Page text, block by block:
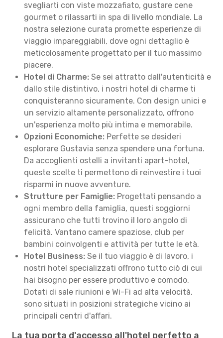
svegliarti con viste mozzafiato, gustare cene
gourmet o rilassarti in spa di livello mondiale. La
nostra selezione curata promette esperienze di
viaggio impareggiabili, dove ogni dettaglio è
meticolosamente progettato per il tuo massimo
piacere.
Hotel di Charme: Se sei attratto dall'autenticità e
dallo stile distintivo, i nostri hotel di charme ti
conquisteranno sicuramente. Con design unici e
un servizio altamente personalizzato, offrono
un'esperienza molto più intima e memorabile.
Opzioni Economiche: Perfette se desideri
esplorare Gustavia senza spendere una fortuna.
Da accoglienti ostelli a invitanti apart-hotel,
queste scelte ti permettono di reinvestire i tuoi
risparmi in nuove avventure.
Strutture per Famiglie: Progettati pensando a
ogni membro della famiglia, questi soggiorni
assicurano che tutti trovino il loro angolo di
felicità. Vantano camere spaziose, club per
bambini coinvolgenti e attività per tutte le età.
Hotel Business: Se il tuo viaggio è di lavoro, i
nostri hotel specializzati offrono tutto ciò di cui
hai bisogno per essere produttivo e comodo.
Dotati di sale riunioni e Wi-Fi ad alta velocità,
sono situati in posizioni strategiche vicino ai
principali centri d'affari.
La tua porta d'accesso all'hotel perfetto a